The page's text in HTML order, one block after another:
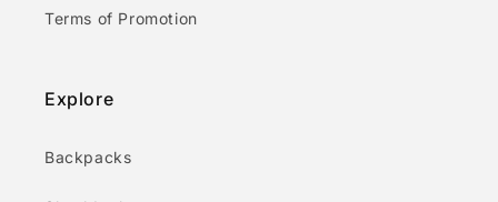
Terms of Promotion
Explore
Backpacks